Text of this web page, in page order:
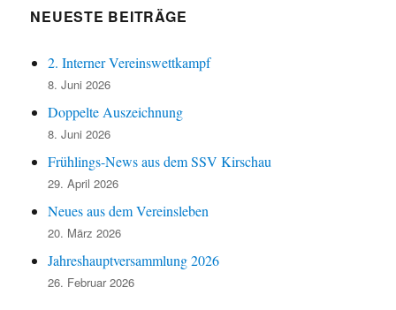
NEUESTE BEITRÄGE
2. Interner Vereinswettkampf
8. Juni 2026
Doppelte Auszeichnung
8. Juni 2026
Frühlings-News aus dem SSV Kirschau
29. April 2026
Neues aus dem Vereinsleben
20. März 2026
Jahreshauptversammlung 2026
26. Februar 2026